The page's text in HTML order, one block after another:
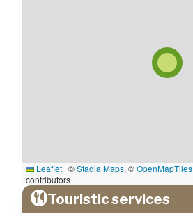
Leaflet | ©Stadia Maps, ©OpenMapTiles
contributors
Touristic services